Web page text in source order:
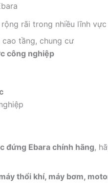
rãi trong nhiều lĩnh vực
cao tầng, chung cư
công nghiệp
đứng Ebara chính hãng,
thổi khí, máy bơm,